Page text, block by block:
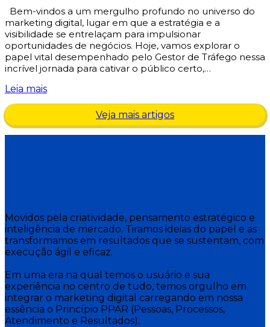
Bem-vindos a um mergulho profundo no universo do
marketing digital, lugar em que a estratégia e a
visibilidade se entrelaçam para impulsionar
oportunidades de negócios. Hoje, vamos explorar o
papel vital desempenhado pelo Gestor de Tráfego nessa
incrível jornada para cativar o público certo,…
Leia mais
Veja mais artigos
Movidos pela criatividade, pensamento estratégico e
inteligência de mercado. Tiramos ideias do papel e as
transformamos em resultados que se sustentam, com
execução ágil e eficaz.
Em uma era na qual temos o usuário e sua
experiência no centro de tudo, temos orgulho em
integrar o marketing digital carregando em nossa
essência o Princípio PPAR (Pessoas, Processos,
Atendimento e Resultados).